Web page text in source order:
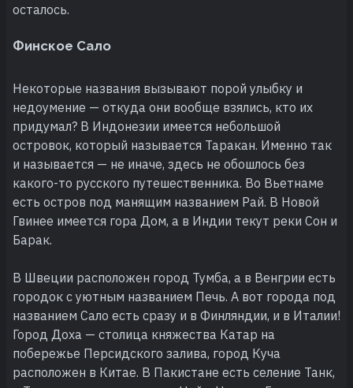
осталось.
Финское Сало
Некоторые названия вызывают порой улыбку и
недоумение — откуда они вообще взялись, кто их
придумал? В Индонезии имеется небольшой
островок, который называется Таракан. Именно так
и называется — не иначе, здесь не обошлось без
какого-то русского путешественника. Во Вьетнаме
есть остров под манящим названием Рай. В Новой
Гвинее имеется гора Дом, а в Индии текут реки Сон и
Барак.
В Швеции расположен город Тумба, а в Венгрии есть
городок с уютным названием Печь. А вот города под
названием Сало есть сразу и в Финляндии, и в Италии!
Город Доха — столица княжества Катар на
побережье Персидского залива, город Куча
расположен в Китае. В Пакистане есть селение Танк,